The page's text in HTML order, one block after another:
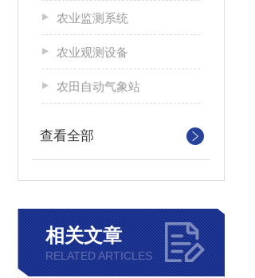
农业监测系统
农业观测设备
农田自动气象站
查看全部
相关文章
RELATED ARTICLES